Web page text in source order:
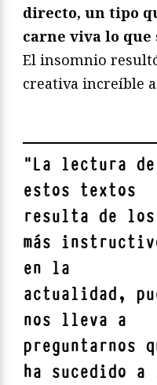
directo, un tipo
carne viva lo que
El insomnio
creativa increíble
"La lectura de
estos textos
resulta de los
más
en la
actualidad,
nos lleva a
preguntarnos
ha sucedido a